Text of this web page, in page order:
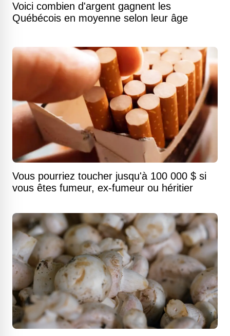
Voici combien d'argent gagnent les
Québécois en moyenne selon leur âge
Vous pourriez toucher jusqu'à 100 000 $ si
vous êtes fumeur, ex-fumeur ou héritier